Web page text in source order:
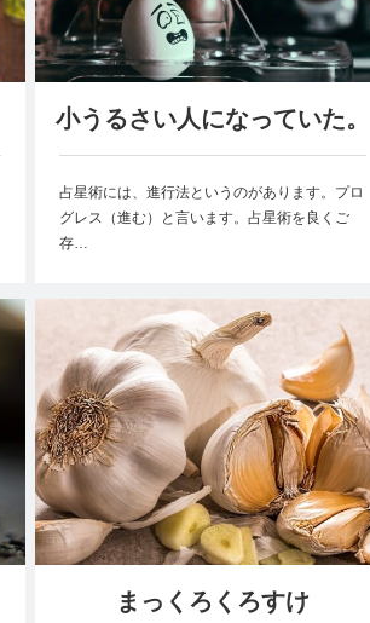
小うるさい人になっていた。
占星術には、進行法というのがあります。プロ
グレス（進む）と言います。占星術を良くご
存…
まっくろくろすけ